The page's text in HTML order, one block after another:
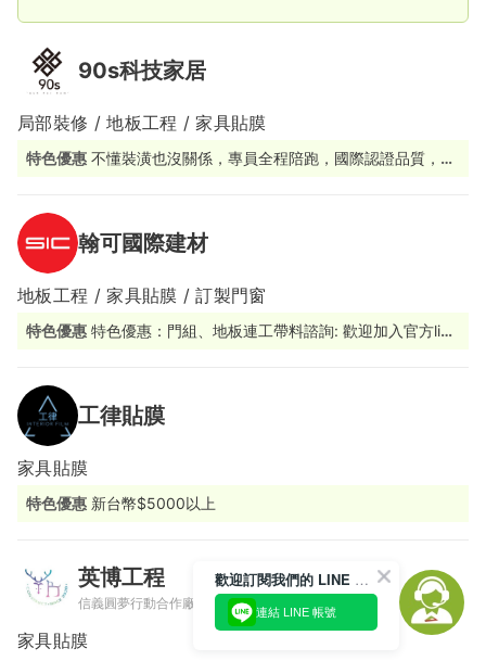
90s科技家居
局部裝修 / 地板工程 / 家具貼膜
特色優惠 不懂裝潢也沒關係，專員全程陪跑，國際認證品質，讓
翰可國際建材
地板工程 / 家具貼膜 / 訂製門窗
特色優惠 特色優惠：門組、地板連工帶料諮詢: 歡迎加入官方line
工律貼膜
家具貼膜
特色優惠 新台幣$5000以上
英博工程
信義圓夢行動合作廠商
家具貼膜
歡迎訂閱我們的 LINE 官方帳號
連結 LINE 帳號